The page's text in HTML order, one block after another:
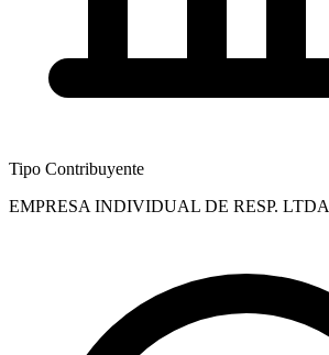
Tipo Contribuyente
EMPRESA INDIVIDUAL DE RESP. LTDA